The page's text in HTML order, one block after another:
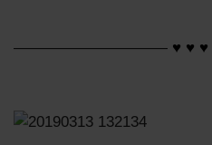
—————————— ♥ ♥ ♥